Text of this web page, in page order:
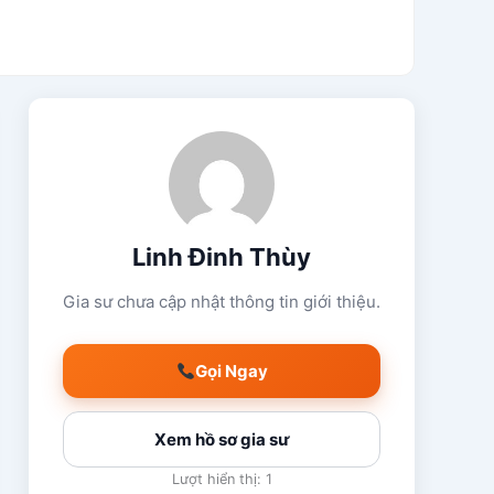
Linh Đinh Thùy
Gia sư chưa cập nhật thông tin giới thiệu.
Gọi Ngay
Xem hồ sơ gia sư
Lượt hiển thị: 1